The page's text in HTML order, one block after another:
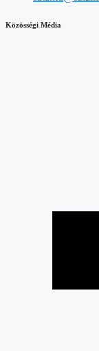
Közösségi Média